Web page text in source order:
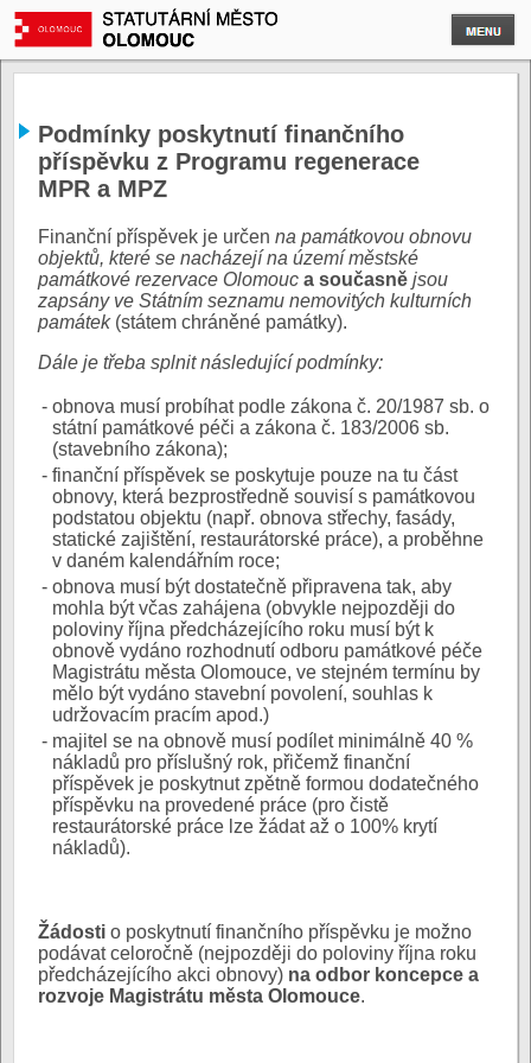
Podmínky poskytnutí finančního
příspěvku z Programu regenerace
MPR a MPZ
Finanční příspěvek je určen na památkovou obnovu
objektů, které se nacházejí na území městské
památkové rezervace Olomouc a současně jsou
zapsány ve Státním seznamu nemovitých kulturních
památek(státem chráněné památky).
Dále je třeba splnit následující podmínky:
- obnova musí probíhat podle zákona č. 20/1987 sb. o
státní památkové péči a zákona č. 183/2006 sb.
(stavebního zákona);
- finanční příspěvek se poskytuje pouze na tu část
obnovy, která bezprostředně souvisí s památkovou
podstatou objektu (např. obnova střechy, fasády,
statické zajištění, restaurátorské práce), a proběhne
v daném kalendářním roce;
- obnova musí být dostatečně připravena tak, aby
mohla být včas zahájena (obvykle nejpozději do
poloviny října předcházejícího roku musí být k
obnově vydáno rozhodnutí odboru památkové péče
Magistrátu města Olomouce, ve stejném termínu by
mělo být vydáno stavební povolení, souhlas k
udržovacím pracím apod.)
- majitel se na obnově musí podílet minimálně 40 %
nákladů pro příslušný rok, přičemž finanční
příspěvek je poskytnut zpětně formou dodatečného
příspěvku na provedené práce (pro čistě
restaurátorské práce lze žádat až o 100% krytí
nákladů).
Žádosti o poskytnutí finančního příspěvku je možno
podávat celoročně (nejpozději do poloviny října roku
předcházejícího akci obnovy) na odbor koncepce a
rozvoje Magistrátu města Olomouce.